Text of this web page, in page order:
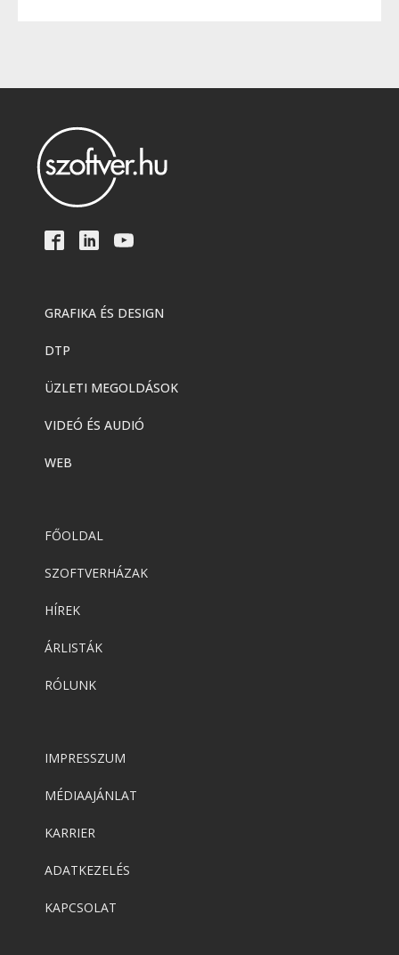
GRAFIKA ÉS DESIGN
DTP
ÜZLETI MEGOLDÁSOK
VIDEÓ ÉS AUDIÓ
WEB
FŐOLDAL
SZOFTVERHÁZAK
HÍREK
ÁRLISTÁK
RÓLUNK
IMPRESSZUM
MÉDIAAJÁNLAT
KARRIER
ADATKEZELÉS
KAPCSOLAT